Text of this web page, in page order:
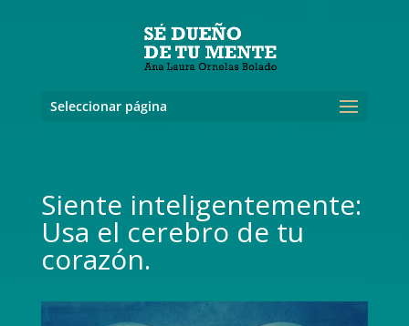
Seleccionar página
Siente inteligentemente:
Usa el cerebro de tu
corazón.